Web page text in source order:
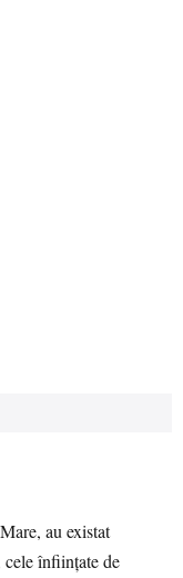
au existat
înfiinţate de